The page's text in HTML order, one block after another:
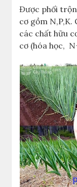
Được phối
cơ gồm N,P,K.
các chất hữu
cơ (hóa học,